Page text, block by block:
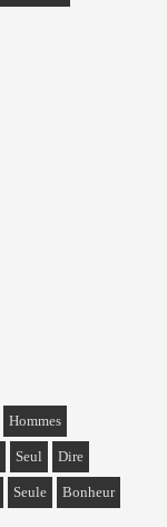
Hommes
Seul Dire
Seule Bonheur